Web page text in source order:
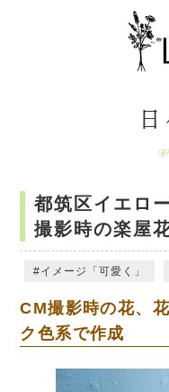
都筑区イエロ
撮影時の楽屋
イメージ「可愛く」
CM撮影時の花、
ク色系で作成